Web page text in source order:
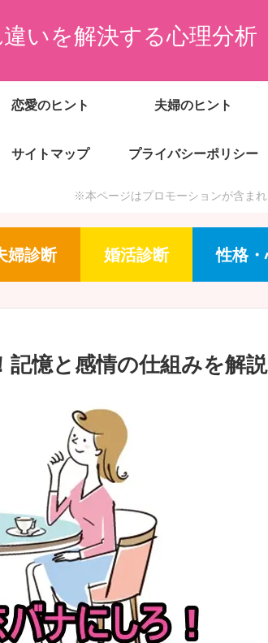
いを解決する心理分
恋愛のヒント 夫婦のヒント
サイトマップ プライバシーポリシー
※本ページはプロモーションが含ま
婦診断 婚活診断 性格
憶と感情の仕組みを解説